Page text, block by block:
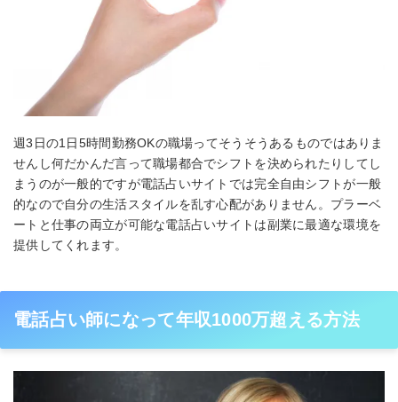
週3日の1日5時間勤務OKの職場ってそうそうあるものではありま
せんし何だかんだ言って職場都合でシフトを決められたりしてし
まうのが一般的ですが電話占いサイトでは完全自由シフトが一般
的なので自分の生活スタイルを乱す心配がありません。プラーベ
ートと仕事の両立が可能な電話占いサイトは副業に最適な環境を
提供してくれます。
電話占い師になって年収1000万超える方法